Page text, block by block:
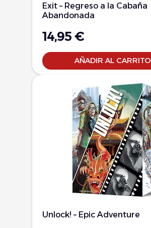
Exit – Regreso a la Cabaña
Abandonada
14,95 €
AÑADIR AL CARRITO
Unlock! – Epic Adventure